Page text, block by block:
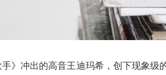
》冲出的高音王迪玛希，创下现象级